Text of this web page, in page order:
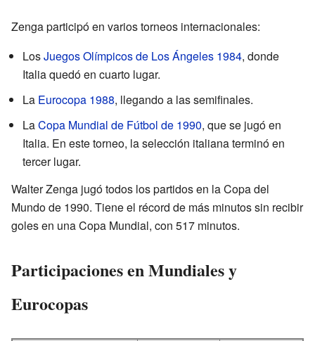
Zenga participó en varios torneos internacionales:
LosJuegos Olímpicos de Los Ángeles 1984, donde
Italia quedó en cuarto lugar.
La Eurocopa 1988, llegando a las semifinales.
LaCopa Mundial de Fútbol de 1990, que se jugó en
Italia. En este torneo, la selección italiana terminó en
tercer lugar.
Walter Zenga jugó todos los partidos en la Copa del
Mundo de 1990. Tiene el récord de más minutos sin recibir
goles en una Copa Mundial, con 517 minutos.
Participaciones en Mundiales y
Eurocopas